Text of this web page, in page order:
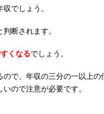
でしょう。
判断されます。
くなるでしょう。
で、年収の三分の一以上
ので注意が必要です。